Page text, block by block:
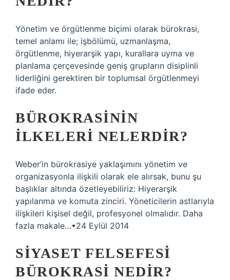
Yönetim ve örgütlenme biçimi olarak bürokrasi,
temel anlamı ile; işbölümü, uzmanlaşma,
örgütlenme, hiyerarşik yapı, kurallara uyma ve
planlama çerçevesinde geniş grupların disiplinli
liderliğini gerektiren bir toplumsal örgütlenmeyi
ifade eder.
BÜROKRASININ
ILKELERI NELERDIR?
Weber’in bürokrasiye yaklaşımını yönetim ve
organizasyonla ilişkili olarak ele alırsak, bunu şu
başlıklar altında özetleyebiliriz: Hiyerarşik
yapılanma ve komuta zinciri. Yöneticilerin astlarıyla
ilişkileri kişisel değil, profesyonel olmalıdır. Daha
fazla makale…•24 Eylül 2014
SIYASET FELSEFESI
BÜROKRASI NEDIR?